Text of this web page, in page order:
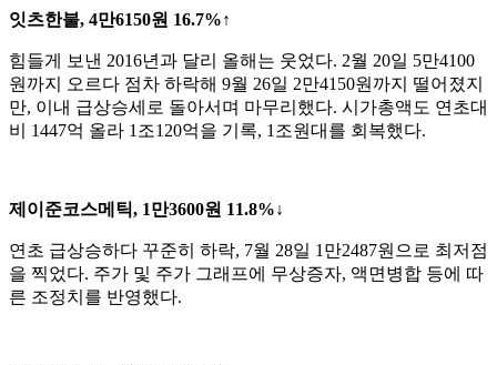
잇츠한불, 4만6150원 16.7%↑
힘들게 보낸 2016년과 달리 올해는 웃었다. 2월 20일 5만4100
원까지 오르다 점차 하락해 9월 26일 2만4150원까지 떨어졌지
만, 이내 급상승세로 돌아서며 마무리했다. 시가총액도 연초대
비 1447억 올라 1조120억을 기록, 1조원대를 회복했다.
제이준코스메틱, 1만3600원 11.8%↓
연초 급상승하다 꾸준히 하락, 7월 28일 1만2487원으로 최저점
을 찍었다. 주가 및 주가 그래프에 무상증자, 액면병합 등에 따
른 조정치를 반영했다.